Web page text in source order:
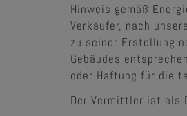
Hinweis gemäß
Verkäufer, nach
zu seiner Erstellung
Gebäudes
oder Haftung für die
Der Vermittler ist als